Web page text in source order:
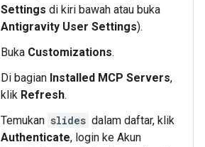
Settings di kiri bawah atau buka
Antigravity User Settings).
Buka Customizations.
Di bagian Installed MCP Servers,
klik Refresh.
Temukan slides dalam daftar, klik
Authenticate, login ke Akun